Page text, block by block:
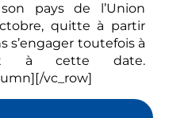
pays de l’Union
quitte à partir
s’engager toutefois à
à cette date.
vc_row]